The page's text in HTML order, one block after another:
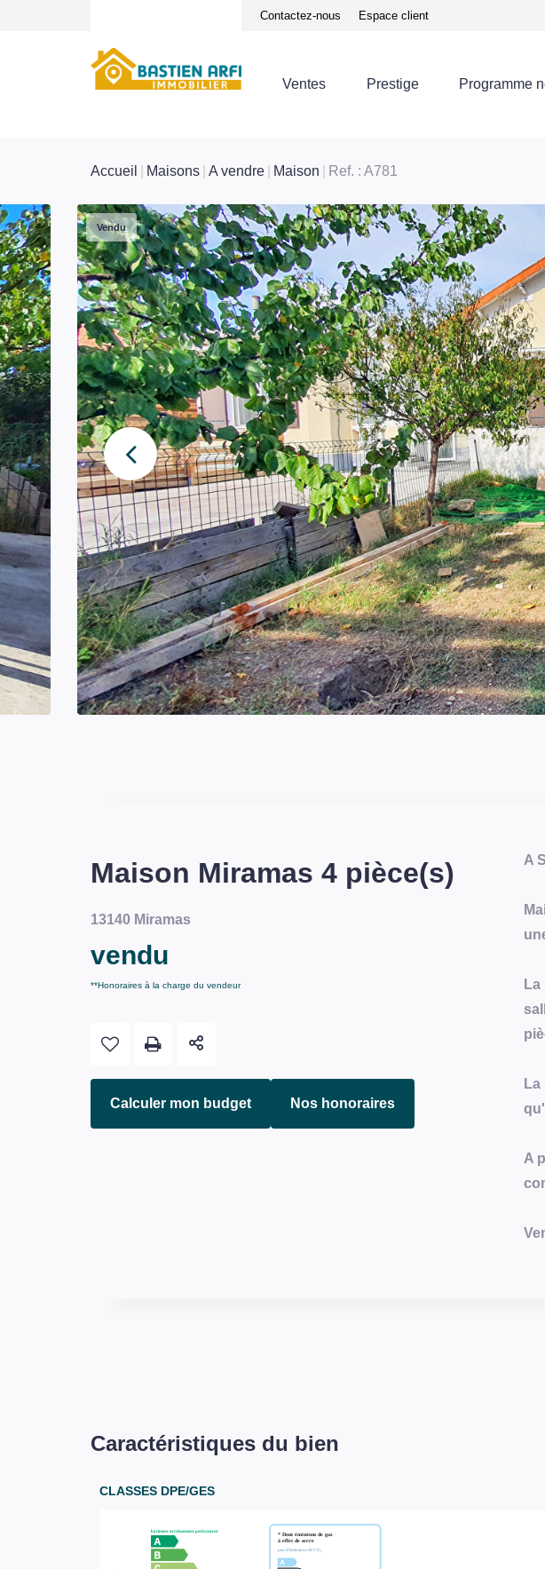
Contactez-nous Espace client
Ventes Prestige Programme
Accueil Maisons A vendre Maison Ref. : A781
Vendu
Maison Miramas 4 pièce(s)
13140 Miramas
vendu
**Honoraires à la charge du vendeur
Calculer mon budget Nos honoraires
A
A
Caractéristiques du bien
CLASSES DPE/GES